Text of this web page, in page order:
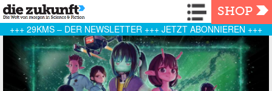
Navigation
SHOP
+++ 29KMS – DER NEWSLETTER +++ JETZT ABONNIEREN +++